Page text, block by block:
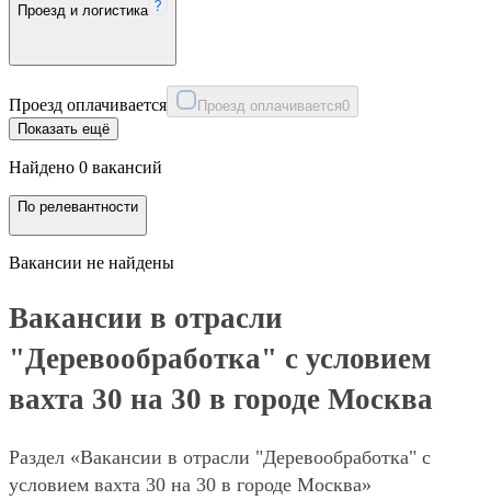
Проезд и логистика
Проезд оплачивается Проезд оплачивается0
Показать ещё
Найдено 0 вакансий
По релевантности
Вакансии не найдены
Вакансии в отрасли
"Деревообработка" с условием
вахта 30 на 30 в городе Москва
Раздел «Вакансии в отрасли "Деревообработка" с
условием вахта 30 на 30 в городе Москва»